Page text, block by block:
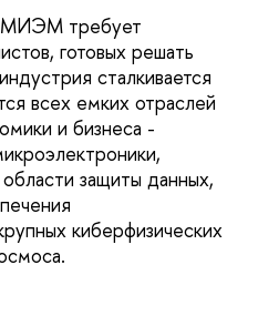
МИЭМ требует
готовых решать
сталкивается
всех емких отраслей
и бизнеса -
защиты данных,
киберфизических